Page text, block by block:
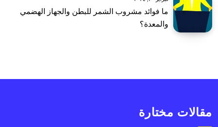
ما فوائد مشروب الشمر للبطن والجهاز الهضمي
والمعدة؟
مقالات مختارة